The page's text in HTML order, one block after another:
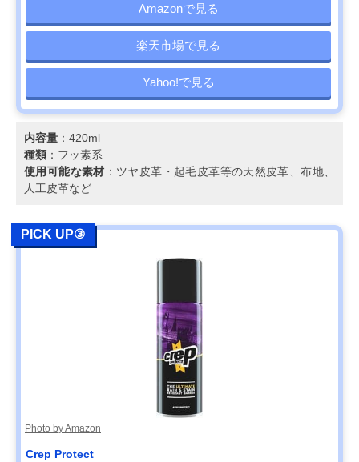
Amazonで見る
楽天市場で見る
Yahoo!で見る
内容量 ：420ml
種類 ：フッ素系
使用可能な素材 ：ツヤ皮革・起毛皮革等の天然皮革、布地、
人工皮革など
PICK UP③
Photo by Amazon
Crep Protect